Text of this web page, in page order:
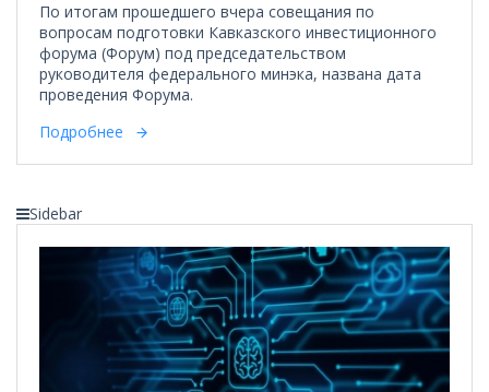
По итогам прошедшего вчера совещания по
вопросам подготовки Кавказского инвестиционного
форума (Форум) под председательством
руководителя федерального минэка, названа дата
проведения Форума.
Подробнее
Sidebar